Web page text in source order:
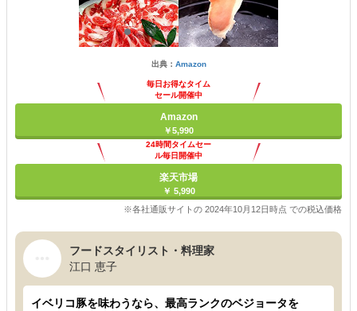
出典： Amazon
毎日お得なタイム
セール開催中
Amazon
￥5,990
24時間タイムセー
ル毎日開催中
楽天市場
￥ 5,990
※各社通販サイトの 2024年10月12日時点 での税込価格
フードスタイリスト・料理家
江口 恵子
イベリコ豚を味わうなら、最高ランクのベジョータを